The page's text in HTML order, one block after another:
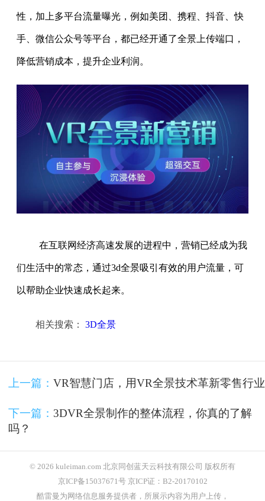
性，加上多平台流量曝光，例如美团、携程、抖音、快
手、微信公众号等平台，都已经开通了全景上传端口，
降低营销成本，提升企业利润。
在互联网经济高速发展的进程中，营销已经成为我
们生活中的常态，通过3d全景吸引有效的用户流量，可
以帮助企业快速成长起来。
相关搜索： 3D全景
上一篇： VR智慧门店，用VR全景技术革新零售行业
下一篇： 3DVR全景制作的整体流程，你真的了解
吗？
© 2026 kuleiman.com 北京同创蓝天云科技有限公司 版权所有
京ICP备15037671号 京ICP证：B2-20170102
酷雷曼为网络信息服务提供者，所展示内容为用户上传，